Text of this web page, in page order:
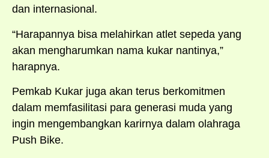
dan internasional.
“Harapannya bisa melahirkan atlet sepeda yang
akan mengharumkan nama kukar nantinya,”
harapnya.
Pemkab Kukar juga akan terus berkomitmen
dalam memfasilitasi para generasi muda yang
ingin mengembangkan karirnya dalam olahraga
Push Bike.